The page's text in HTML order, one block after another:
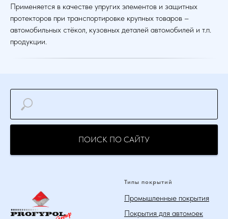
Применяется в качестве упругих элементов и защитных
протекторов при транспортировке крупных товаров –
автомобильных стёкол, кузовных деталей автомобилей и т.п.
продукции.
ПОИСК ПО САЙТУ
Типы покрытий
Промышленные покрытия
Покрытия для автомоек